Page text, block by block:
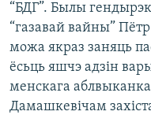
“БДГ”. Былы
“газавай вайны”
можа якраз заняць
ёсьць яшчэ адзін
менскага
Дамашкевічам